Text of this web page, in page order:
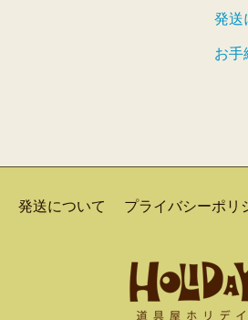
発送
お手
発送について プライバシーポリ